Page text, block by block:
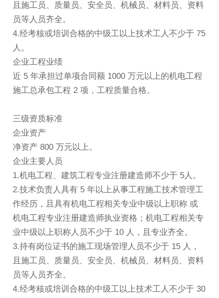
且施工员、质量员、安全员、机械员、材料员、资料
员等人员齐全。
4.经考核或培训合格的中级工以上技术工人不少于 75
人。
企业工程业绩
近 5 年承担过单项合同额 1000 万元以上的机电工程
施工总承包工程 2 项，工程质量合格。
三级资质标准
企业资产
净资产 800 万元以上。
企业主要人员
1.机电工程、建筑工程专业注册建造师不少于 5人。
2.技术负责人具有 5 年以上从事工程施工技术管理工
作经历，且具有机电工程相关专业中级以上职称 或
机电工程专业注册建造师执业资格；机电工程相关专
业中级以上职称人员不少于 10 人，且专业齐全。
3.持有岗位证书的施工现场管理人员不少于 15 人，
且施工员、质量员、安全员、机械员、材料员、资料
员等人员齐全。
4.经考核或培训合格的中级工以上技术工人不少于 30